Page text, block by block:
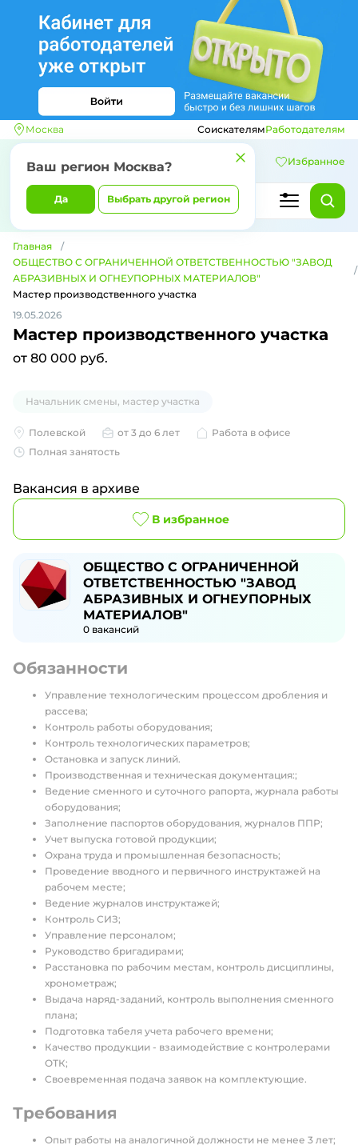
Москва
Ваш регион Москва?
Да Выбрать другой регион
СоискателямРаботодателям
Избранное
Главная
ОБЩЕСТВО С ОГРАНИЧЕННОЙ ОТВЕТСТВЕННОСТЬЮ "ЗАВОД
АБРАЗИВНЫХ И ОГНЕУПОРНЫХ МАТЕРИАЛОВ"
Мастер производственного участка
19.05.2026
Мастер производственного участка
от 80 000 руб.
Начальник смены, мастер участка
Полевской от 3 до 6 лет
Работа в офисе
Полная занятость
Вакансия в архиве
В избранное
ОБЩЕСТВО С ОГРАНИЧЕННОЙ
ОТВЕТСТВЕННОСТЬЮ "ЗАВОД
АБРАЗИВНЫХ И ОГНЕУПОРНЫХ
МАТЕРИАЛОВ"
0 вакансий
Обязанности
Управление технологическим процессом дробления и
рассева;
Контроль работы оборудования;
Контроль технологических параметров;
Остановка и запуск линий.
Производственная и техническая документация:;
Ведение сменного и суточного рапорта, журнала работы
оборудования;
Заполнение паспортов оборудования, журналов ППР;
Учет выпуска готовой продукции;
Охрана труда и промышленная безопасность;
Проведение вводного и первичного инструктажей на
рабочем месте;
Ведение журналов инструктажей;
Контроль СИЗ;
Управление персоналом;
Руководство бригадирами;
Расстановка по рабочим местам, контроль дисциплины,
хронометраж;
Выдача наряд-заданий, контроль выполнения сменного
плана;
Подготовка табеля учета рабочего времени;
Качество продукции - взаимодействие с контролерами
ОТК;
Своевременная подача заявок на комплектующие.
Требования
Опыт работы на аналогичной должности не менее 3 лет;